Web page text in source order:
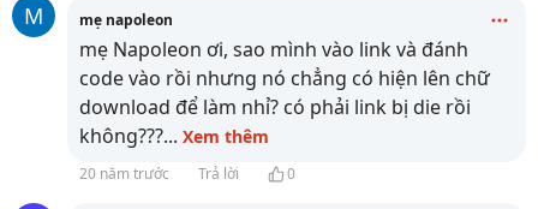
M mẹ napoleon
mẹ Napoleon ơi, sao mình vào link và đánh
code vào rồi nhưng nó chẳng có hiện lên chữ
download để làm nhỉ? có phải link bị die rồi
không???... Xem thêm
20 năm trước Trả lời 0